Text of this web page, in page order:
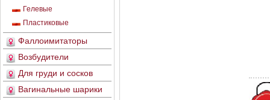
Гелевые
Пластиковые
Фаллоимитаторы
Возбудители
Для груди и сосков
Вагинальные шарики